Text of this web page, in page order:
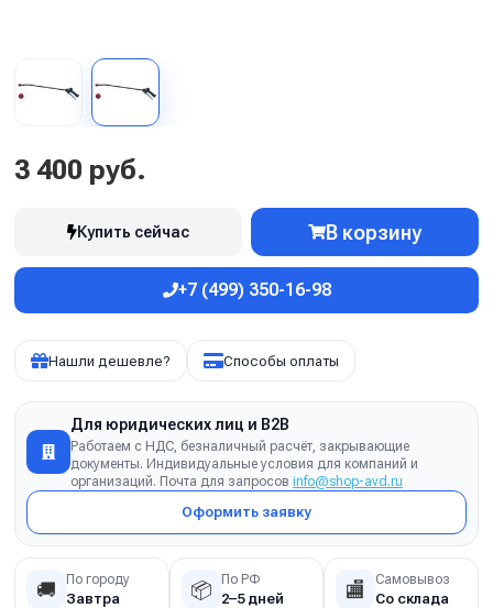
3 400 руб.
Купить сейчас В корзину
+7 (499) 350-16-98
Нашли дешевле? Способы оплаты
Для юридических лиц и B2B
Работаем с НДС, безналичный расчёт, закрывающие
документы. Индивидуальные условия для компаний и
организаций. Почта для запросов info@shop-avd.ru
Оформить заявку
🚚 По городу
Завтра 📦 По РФ
2–5 дней 🏬 Самовывоз
Со склада